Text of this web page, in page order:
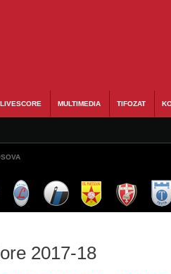
LIVESCORE MULTIMEDIA TIFOZAT
2017-18